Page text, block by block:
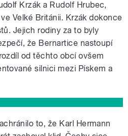
Krzák a Rudolf Hrubec,
Velké Británii. Krzák dokonce
Jejich rodiny za to byly
že Bernartice nastoupí
od těchto obcí ovšem
silnici mezi Pískem a
to, že Karl Hermann